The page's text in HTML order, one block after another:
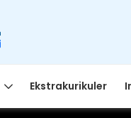
Ekstrakurikuler